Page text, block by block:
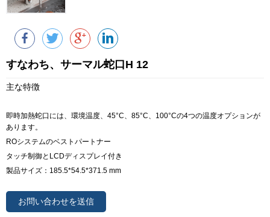
すなわち、サーマル蛇口H 12
主な特徴
即時加熱蛇口には、環境温度、45°C、85°C、100°Cの4つの温度オプションが
あります。
ROシステムのベストパートナー
タッチ制御とLCDディスプレイ付き
製品サイズ：185.5*54.5*371.5 mm
お問い合わせを送信